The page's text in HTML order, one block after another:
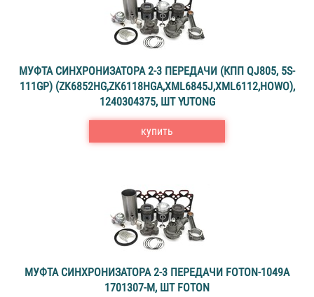
МУФТА СИНХРОНИЗАТОРА 2-3 ПЕРЕДАЧИ (КПП QJ805, 5S-
111GP) (ZK6852HG,ZK6118HGA,XML6845J,XML6112,HOWO),
1240304375, ШТ YUTONG
купить
МУФТА СИНХРОНИЗАТОРА 2-3 ПЕРЕДАЧИ FOTON-1049A
1701307-М, ШТ FOTON